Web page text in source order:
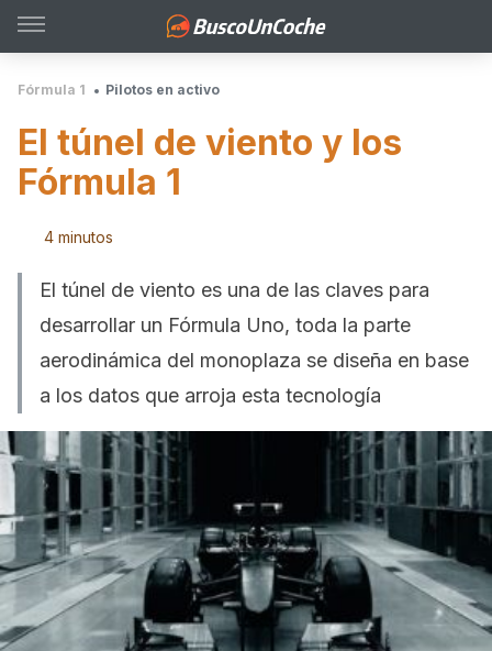
Fórmula 1 Pilotos en activo
El túnel de viento y los
Fórmula 1
4 minutos
El túnel de viento es una de las claves para
desarrollar un Fórmula Uno, toda la parte
aerodinámica del monoplaza se diseña en base
a los datos que arroja esta tecnología